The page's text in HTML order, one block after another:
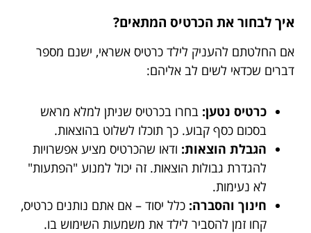
איך לבחור את הכרטיס המתאים?
אם החלטתם להעניק לילד כרטיס אשראי, ישנם מספר
דברים שכדאי לשים לב אליהם:
כרטיס נטען: בחרו בכרטיס שניתן למלא מראש
בסכום כסף קבוע. כך תוכלו לשלוט בהוצאות.
הגבלת הוצאות: ודאו שהכרטיס מציע אפשרויות
להגדרת גבולות הוצאות. זה יכול למנוע "הפתעות"
לא נעימות.
חינוך והסברה: כלל יסוד – אם אתם נותנים כרטיס,
קחו זמן להסביר לילד את משמעות השימוש בו.